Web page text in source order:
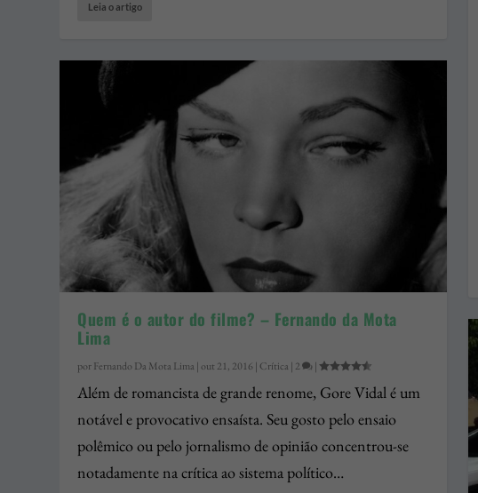
Leia o artigo
Quem é o autor do filme? – Fernando da Mota
Lima
porFernando Da Mota Lima |out 21, 2016 | Crítica | 2 |
Além de romancista de grande renome, Gore Vidal é um
notável e provocativo ensaísta. Seu gosto pelo ensaio
polêmico ou pelo jornalismo de opinião concentrou-se
notadamente na crítica ao sistema político…